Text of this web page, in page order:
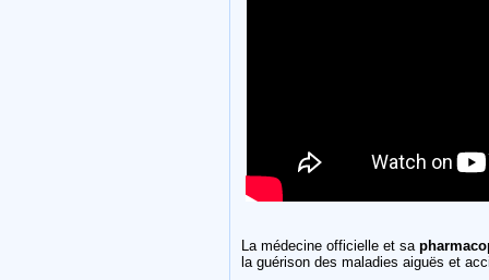
La médecine officielle et sa
la guérison des maladies aiguës et